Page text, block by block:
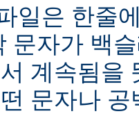
일은 한줄
문자가 백
계속됨을
문자나